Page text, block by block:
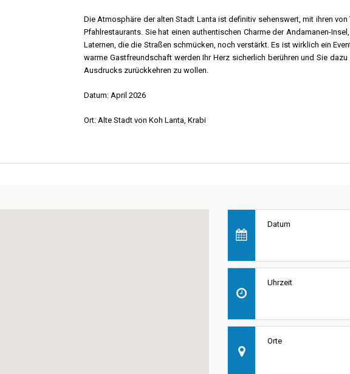
Die Atmosphäre der alten Stadt Lanta ist definitiv sehenswert, mit ihren
Pfahlrestaurants. Sie hat einen authentischen Charme der Andamanen-
Laternen, die die Straßen schmücken, noch verstärkt. Es ist wirklich ein
warme Gastfreundschaft werden Ihr Herz sicherlich berühren und Sie
Ausdrucks zurückkehren zu wollen.
Datum: April 2026
Ort: Alte Stadt von Koh Lanta, Krabi
Datum
Uhrzeit
Orte